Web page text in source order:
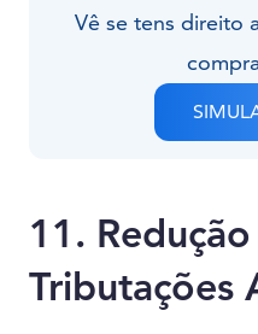
Vê se tens direito
11.
Tributações